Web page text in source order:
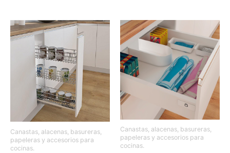
Canastas, alacenas, basureras,
papeleras y accesorios para
cocinas.
Canastas, alacenas, basureras,
papeleras y accesorios para
cocinas.